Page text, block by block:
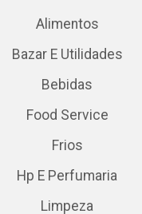
Alimentos
Bazar E Utilidades
Bebidas
Food Service
Frios
Hp E Perfumaria
Limpeza